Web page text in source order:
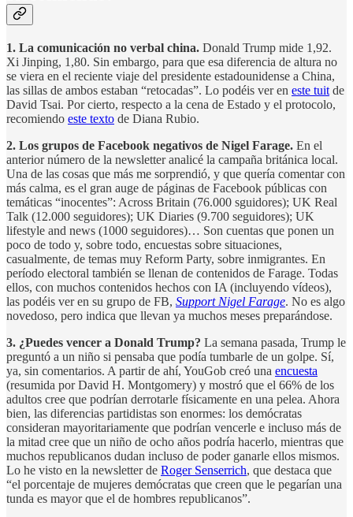
1. La comunicación no verbal china. Donald Trump mide 1,92.
Xi Jinping, 1,80. Sin embargo, para que esa diferencia de altura no
se viera en el reciente viaje del presidente estadounidense a China,
las sillas de ambos estaban “retocadas”. Lo podéis ver en este tuit de
David Tsai. Por cierto, respecto a la cena de Estado y el protocolo,
recomiendo este texto de Diana Rubio.
2. Los grupos de Facebook negativos de Nigel Farage. En el
anterior número de la newsletter analicé la campaña británica local.
Una de las cosas que más me sorprendió, y que quería comentar con
más calma, es el gran auge de páginas de Facebook públicas con
temáticas “inocentes”: Across Britain (76.000 sguidores); UK Real
Talk (12.000 seguidores); UK Diaries (9.700 seguidores); UK
lifestyle and news (1000 seguidores)… Son cuentas que ponen un
poco de todo y, sobre todo, encuestas sobre situaciones,
casualmente, de temas muy Reform Party, sobre inmigrantes. En
período electoral también se llenan de contenidos de Farage. Todas
ellos, con muchos contenidos hechos con IA (incluyendo vídeos),
las podéis ver en su grupo de FB, Support Nigel Farage. No es algo
novedoso, pero indica que llevan ya muchos meses preparándose.
3. ¿Puedes vencer a Donald Trump? La semana pasada, Trump le
preguntó a un niño si pensaba que podía tumbarle de un golpe. Sí,
ya, sin comentarios. A partir de ahí, YouGob creó una encuesta
(resumida por David H. Montgomery) y mostró que el 66% de los
adultos cree que podrían derrotarle físicamente en una pelea. Ahora
bien, las diferencias partidistas son enormes: los demócratas
consideran mayoritariamente que podrían vencerle e incluso más de
la mitad cree que un niño de ocho años podría hacerlo, mientras que
muchos republicanos dudan incluso de poder ganarle ellos mismos.
Lo he visto en la newsletter de Roger Senserrich, que destaca que
“el porcentaje de mujeres demócratas que creen que le pegarían una
tunda es mayor que el de hombres republicanos”.